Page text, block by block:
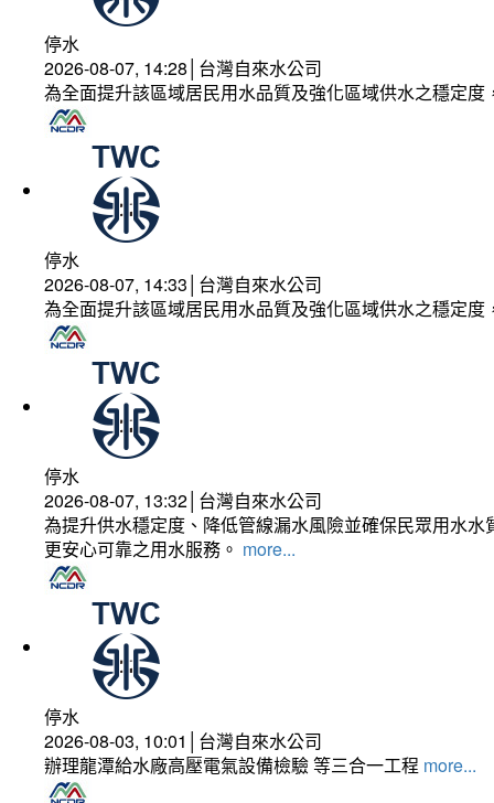
停水
2026-08-07, 14:28│台灣自來水公司
為全面提升該區域居民用水品質及強化區域供水之穩定
停水
2026-08-07, 14:33│台灣自來水公司
為全面提升該區域居民用水品質及強化區域供水之穩定
停水
2026-08-07, 13:32│台灣自來水公司
為提升供水穩定度、降低管線漏水風險並確保民眾用水
更安心可靠之用水服務。 more...
停水
2026-08-03, 10:01│台灣自來水公司
辦理龍潭給水廠高壓電氣設備檢驗 等三合一工程 more...